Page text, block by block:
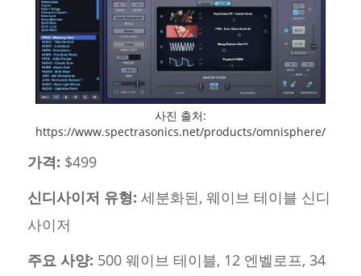
사진 출처:
https://www.spectrasonics.net/products/omnisphere/
가격: $499
신디사이저 유형: 세분화된, 웨이브 테이블 신디
사이저
주요 사양: 500 웨이브 테이블, 12 엔벨로프, 34